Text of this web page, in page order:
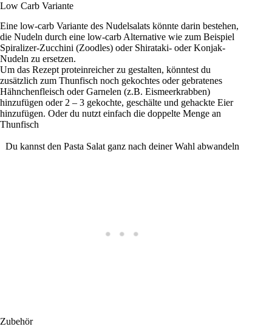
Low Carb Variante
Eine low-carb Variante des Nudelsalats könnte darin bestehen,
die Nudeln durch eine low-carb Alternative wie zum Beispiel
Spiralizer-Zucchini (Zoodles) oder Shirataki- oder Konjak-
Nudeln zu ersetzen.
Um das Rezept proteinreicher zu gestalten, könntest du
zusätzlich zum Thunfisch noch gekochtes oder gebratenes
Hähnchenfleisch oder Garnelen (z.B. Eismeerkrabben)
hinzufügen oder 2 – 3 gekochte, geschälte und gehackte Eier
hinzufügen. Oder du nutzt einfach die doppelte Menge an
Thunfisch
Du kannst den Pasta Salat ganz nach deiner Wahl abwandeln
Zubehör